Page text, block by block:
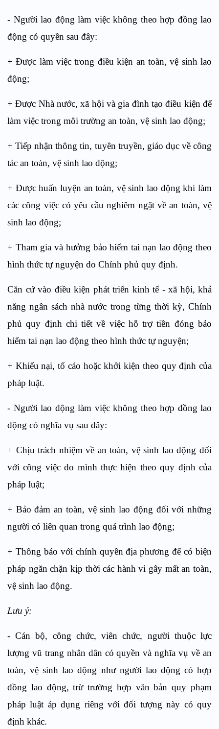
- Người lao động làm việc không theo hợp đồng lao
động có quyền sau đây:
+ Được làm việc trong điều kiện an toàn, vệ sinh lao
động;
+ Được Nhà nước, xã hội và gia đình tạo điều kiện để
làm việc trong môi trường an toàn, vệ sinh lao động;
+ Tiếp nhận thông tin, tuyên truyền, giáo dục về công
tác an toàn, vệ sinh lao động;
+ Được huấn luyện an toàn, vệ sinh lao động khi làm
các công việc có yêu cầu nghiêm ngặt về an toàn, vệ
sinh lao động;
+ Tham gia và hưởng bảo hiểm tai nạn lao động theo
hình thức tự nguyện do Chính phủ quy định.
Căn cứ vào điều kiện phát triển kinh tế - xã hội, khả
năng ngân sách nhà nước trong từng thời kỳ, Chính
phủ quy định chi tiết về việc hỗ trợ tiền đóng bảo
hiểm tai nạn lao động theo hình thức tự nguyện;
+ Khiếu nại, tố cáo hoặc khởi kiện theo quy định của
pháp luật.
- Người lao động làm việc không theo hợp đồng lao
động có nghĩa vụ sau đây:
+ Chịu trách nhiệm về an toàn, vệ sinh lao động đối
với công việc do mình thực hiện theo quy định của
pháp luật;
+ Bảo đảm an toàn, vệ sinh lao động đối với những
người có liên quan trong quá trình lao động;
+ Thông báo với chính quyền địa phương để có biện
pháp ngăn chặn kịp thời các hành vi gây mất an toàn,
vệ sinh lao động.
Lưu ý:
- Cán bộ, công chức, viên chức, người thuộc lực
lượng vũ trang nhân dân có quyền và nghĩa vụ về an
toàn, vệ sinh lao động như người lao động có hợp
đồng lao động, trừ trường hợp văn bản quy phạm
pháp luật áp dụng riêng với đối tượng này có quy
định khác.